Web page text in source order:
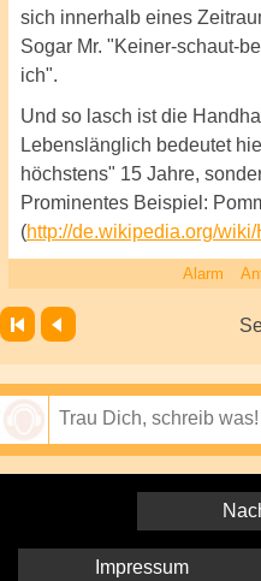
sich innerhalb eines
Sogar Mr. "Keiner-schaut-
ich".
Und so lasch ist die
Lebenslänglich bedeutet
höchstens" 15 Jahre,
Prominentes Beispiel:
(http://de.wikipedia.org/
Alarm
Vor
Impressum